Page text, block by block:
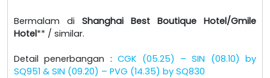
Bermalam di Shanghai Best Boutique Hotel/Gmile
Hotel** / similar.
Detail penerbangan :CGK (05.25) – SIN (08.10) by
SQ951 & SIN (09.20) – PVG (14.35) by SQ830